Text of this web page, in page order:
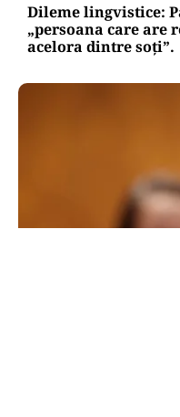
Dileme lingvistice:
„persoana care are
acelora dintre soți”.